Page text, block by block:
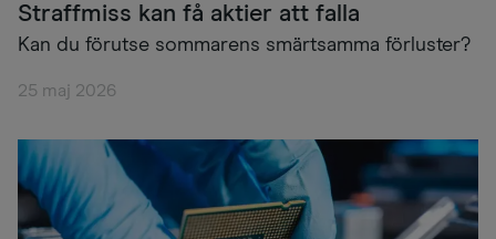
Straffmiss kan få aktier att falla
Kan du förutse sommarens smärtsamma förluster?
25 maj 2026